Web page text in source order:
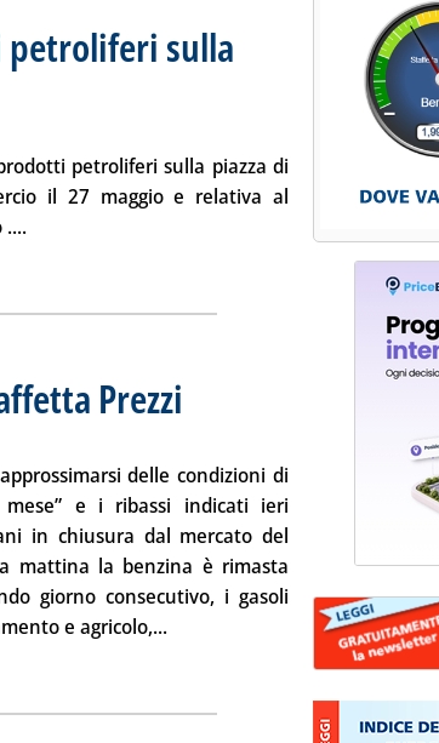
sulla
di Commercio del 27 maggio
alle 15.25.
petroliferi sulla piazza di
il 27 maggioe relativa al
....Leggi tutta la notizia: 'Listino dei prezzi dei
Prezzi . Sottotitolo: Rilevazione n. 41 del 29 maggio
. Pubblicata giovedì 29 maggio 2014 alle
delle condizioni di
e i ribassi indicati ieri
in chiusura dal mercato del
mattina la benzina è rimasta
giorno consecutivo, i gasoli
e agricolo,...Leggi tutta la notizia: 'Extra-